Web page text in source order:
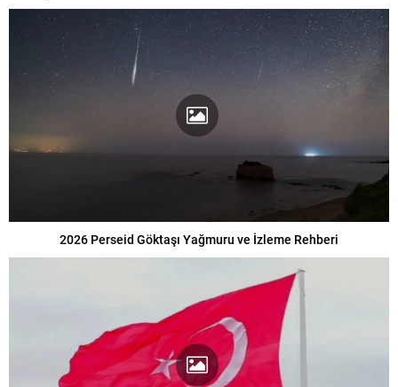
2026 Perseid Göktaşı Yağmuru ve İzleme Rehberi